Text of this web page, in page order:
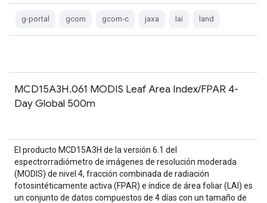
g-portal gcom gcom-c jaxa lai land
MCD15A3H.061 MODIS Leaf Area Index/FPAR 4-
Day Global 500m
El producto MCD15A3H de la versión 6.1 del
espectrorradiómetro de imágenes de resolución moderada
(MODIS) de nivel 4, fracción combinada de radiación
fotosintéticamente activa (FPAR) e índice de área foliar (LAI) es
un conjunto de datos compuestos de 4 días con un tamaño de